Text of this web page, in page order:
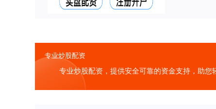
专业炒股配资
专业炒股配资，提供安全可靠的资金支持，助